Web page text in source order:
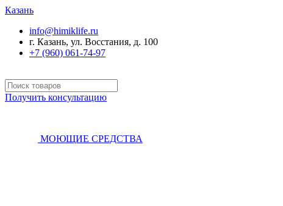
Казань
info@himiklife.ru
г. Казань, ул. Восстания, д. 100
+7 (960) 061-74-97
Получить консультацию
МОЮЩИЕ СРЕДСТВА